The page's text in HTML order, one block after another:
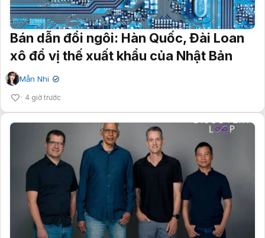
Bán dẫn đổi ngôi: Hàn Quốc, Đài Loan
xô đổ vị thế xuất khẩu của Nhật Bản
Mẫn Nhi ✔
4 giờ trước